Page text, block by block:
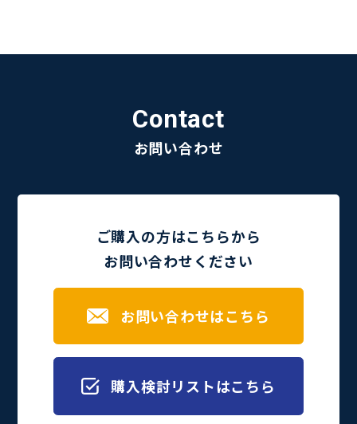
Contact
お問い合わせ
ご購入の方はこちらから
お問い合わせください
お問い合わせはこちら
購入検討リストはこちら